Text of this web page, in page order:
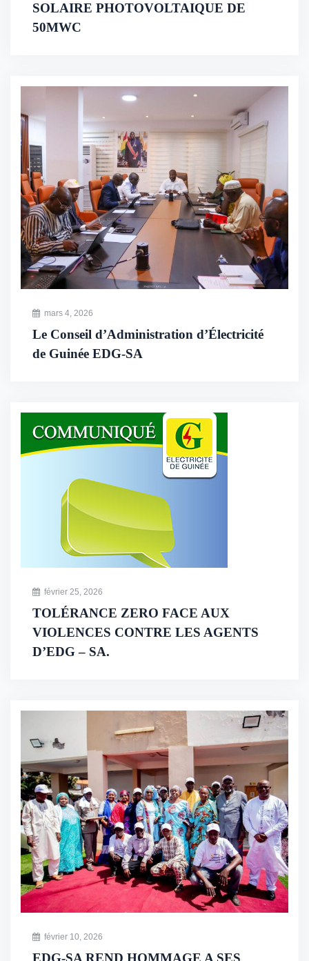
SOLAIRE PHOTOVOLTAIQUE DE
50MWC
mars 4, 2026
Le Conseil d’Administration d’Électricité
de Guinée EDG-SA
février 25, 2026
TOLÉRANCE ZERO FACE AUX
VIOLENCES CONTRE LES AGENTS
D’EDG – SA.
février 10, 2026
EDG-SA REND HOMMAGE A SES